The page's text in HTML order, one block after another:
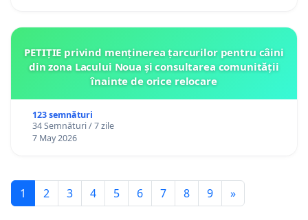
PETIȚIE privind menținerea țarcurilor pentru câini
din zona Lacului Noua și consultarea comunității
înainte de orice relocare
123 semnături
34 Semnături / 7 zile
7 May 2026
1 2 3 4 5 6 7 8 9 »